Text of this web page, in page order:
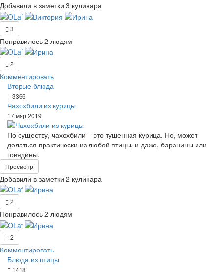
Добавили в заметки 3 кулинара
3
Понравилось 2 людям
2
Комментировать
Вторые блюда
3366
Чахохбили из курицы
17 мар 2019
По существу, чахохбили – это тушенная курица. Но, может
делаться практически из любой птицы, и даже, баранины или
говядины.
Просмотр
Добавили в заметки 2 кулинара
2
Понравилось 2 людям
2
Комментировать
Блюда из птицы
1418